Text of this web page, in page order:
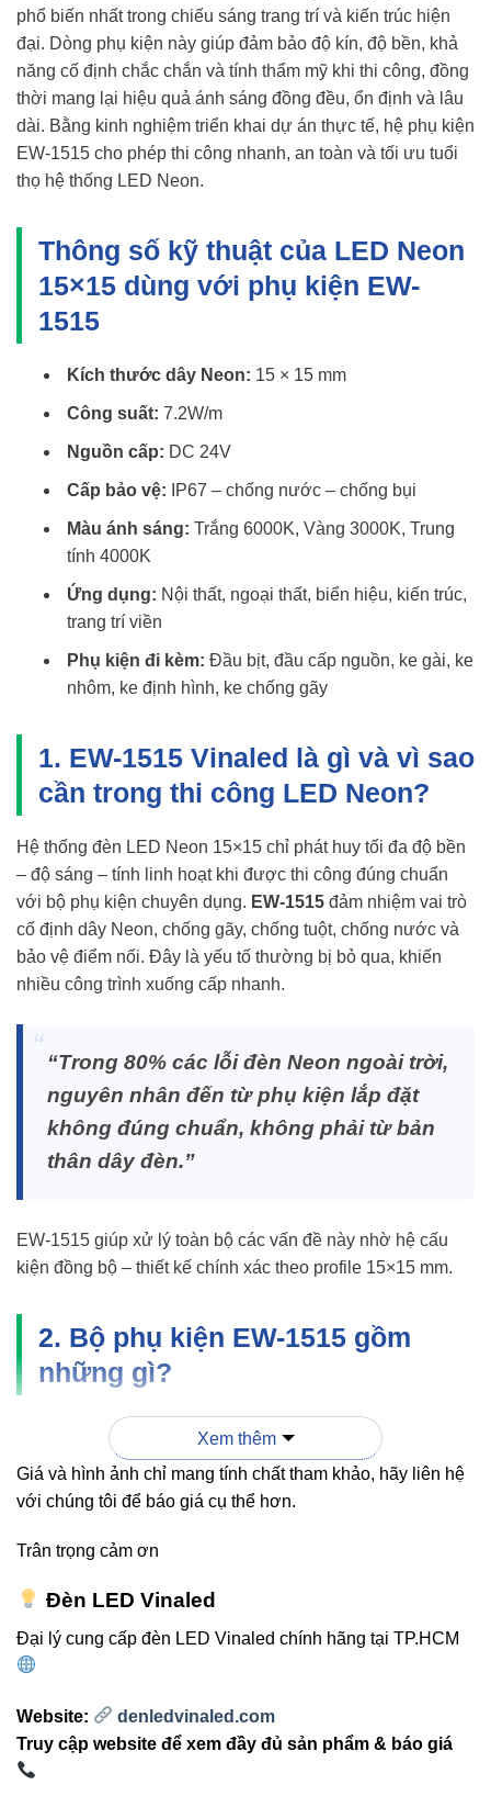
phổ biến nhất trong chiếu sáng trang trí và kiến trúc hiện
đại. Dòng phụ kiện này giúp đảm bảo độ kín, độ bền, khả
năng cố định chắc chắn và tính thẩm mỹ khi thi công, đồng
thời mang lại hiệu quả ánh sáng đồng đều, ổn định và lâu
dài. Bằng kinh nghiệm triển khai dự án thực tế, hệ phụ kiện
EW-1515 cho phép thi công nhanh, an toàn và tối ưu tuổi
thọ hệ thống LED Neon.
Thông số kỹ thuật của LED Neon
15×15 dùng với phụ kiện EW-
1515
Kích thước dây Neon: 15 × 15 mm
Công suất: 7.2W/m
Nguồn cấp: DC 24V
Cấp bảo vệ: IP67 – chống nước – chống bụi
Màu ánh sáng: Trắng 6000K, Vàng 3000K, Trung
tính 4000K
Ứng dụng: Nội thất, ngoại thất, biển hiệu, kiến trúc,
trang trí viền
Phụ kiện đi kèm: Đầu bịt, đầu cấp nguồn, ke gài, ke
nhôm, ke định hình, ke chống gãy
1. EW-1515 Vinaled là gì và vì sao
cần trong thi công LED Neon?
Hệ thống đèn LED Neon 15×15 chỉ phát huy tối đa độ bền
– độ sáng – tính linh hoạt khi được thi công đúng chuẩn
với bộ phụ kiện chuyên dụng. EW-1515 đảm nhiệm vai trò
cố định dây Neon, chống gãy, chống tuột, chống nước và
bảo vệ điểm nối. Đây là yếu tố thường bị bỏ qua, khiến
nhiều công trình xuống cấp nhanh.
“Trong 80% các lỗi đèn Neon ngoài trời,
nguyên nhân đến từ phụ kiện lắp đặt
không đúng chuẩn, không phải từ bản
thân dây đèn.”
EW-1515 giúp xử lý toàn bộ các vấn đề này nhờ hệ cấu
kiện đồng bộ – thiết kế chính xác theo profile 15×15 mm.
2. Bộ phụ kiện EW-1515 gồm
những gì?
Dưới đây là các thành phần phổ biến nhất trong hệ phụ
kiện EW-1515:
Đầu bịt IP67:Chống nước tuyệt đối cho đầu dây
24V an toàn.
Ke gài nhựa: Cố định Neon theo đường thẳng hoặc
bền, tăng thẩm mỹ.
Xem thêm
Giá và hình ảnh chỉ mang tính chất tham khảo, hãy liên hệ
với chúng tôi để báo giá cụ thể hơn.
Trân trọng cảm ơn
Đèn LED Vinaled
Đại lý cung cấp đèn LED Vinaled chính hãng tại TP.HCM
Website:
denledvinaled.com
Truy cập website để xem đầy đủ sản phẩm & báo giá